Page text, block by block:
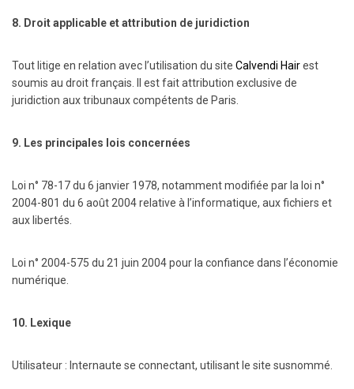
8. Droit applicable et attribution de juridiction
Tout litige en relation avec l’utilisation du site Calvendi Hairest
soumis au droit français. Il est fait attribution exclusive de
juridiction aux tribunaux compétents de Paris.
9. Les principales lois concernées
Loi n° 78-17 du 6 janvier 1978, notamment modifiée par la loi n°
2004-801 du 6 août 2004 relative à l’informatique, aux fichiers et
aux libertés.
Loi n° 2004-575 du 21 juin 2004 pour la confiance dans l’économie
numérique.
10. Lexique
Utilisateur : Internaute se connectant, utilisant le site susnommé.